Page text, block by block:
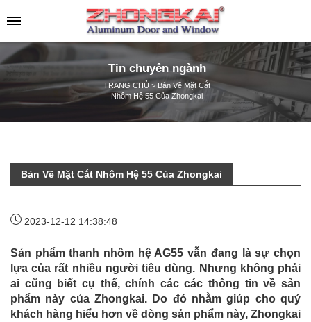
Tin chuyên ngành
TRANG CHỦ > Bản Vẽ Mặt Cắt
Nhôm Hệ 55 Của Zhongkai
Bản Vẽ Mặt Cắt Nhôm Hệ 55 Của Zhongkai
2023-12-12 14:38:48
Sản phẩm thanh nhôm hệ AG55 vẫn đang là sự chọn
lựa của rất nhiều người tiêu dùng. Nhưng không phải
ai cũng biết cụ thể, chính các các thông tin về sản
phẩm này của Zhongkai. Do đó nhằm giúp cho quý
khách hàng hiểu hơn về dòng sản phẩm này, Zhongkai